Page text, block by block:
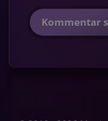
Kommentar